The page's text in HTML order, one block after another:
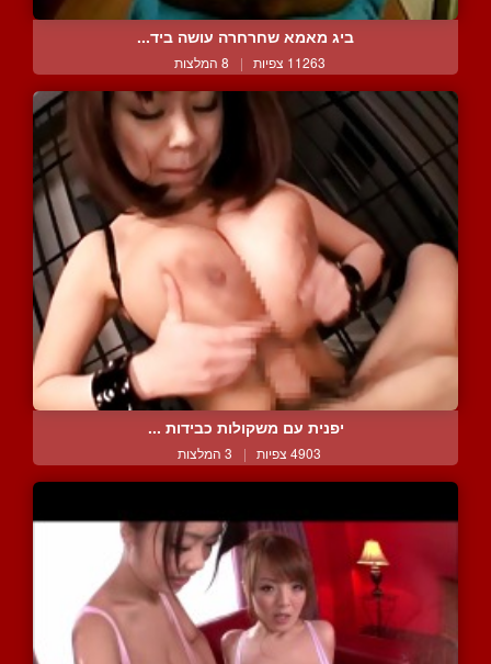
ביג מאמא שחרחרה עושה ביד...
11263 צפיות | 8 המלצות
יפנית עם משקולות כבידות ...
4903 צפיות | 3 המלצות